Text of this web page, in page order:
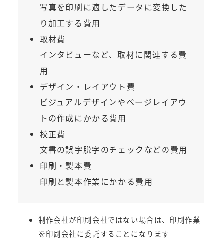
写真を印刷に適したデータに変換した
り加工する費用
取材費
インタビューなど、取材に関連する費
用
デザイン・レイアウト費
ビジュアルデザインやページレイアウ
トの作成にかかる費用
校正費
文書の誤字脱字のチェックなどの費用
印刷・製本費
印刷と製本作業にかかる費用
制作会社が印刷会社ではない場合は、印刷作業
を印刷会社に委託することになります